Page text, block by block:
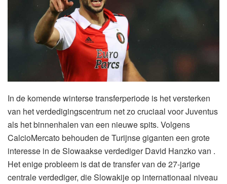
In de komende winterse transferperiode is het versterken
van het verdedigingscentrum net zo cruciaal voor Juventus
als het binnenhalen van een nieuwe spits. Volgens
CalcioMercato behouden de Turijnse giganten een grote
interesse in de Slowaakse verdediger David Hanzko van .
Het enige probleem is dat de transfer van de 27-jarige
centrale verdediger, die Slowakije op internationaal niveau